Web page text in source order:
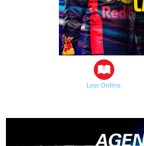
Leer Online